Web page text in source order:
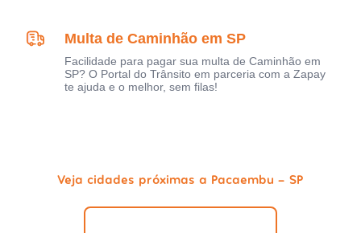
Multa de Caminhão em SP
Facilidade para pagar sua multa de Caminhão em
SP? O Portal do Trânsito em parceria com a Zapay
te ajuda e o melhor, sem filas!
Veja cidades próximas a Pacaembu - SP